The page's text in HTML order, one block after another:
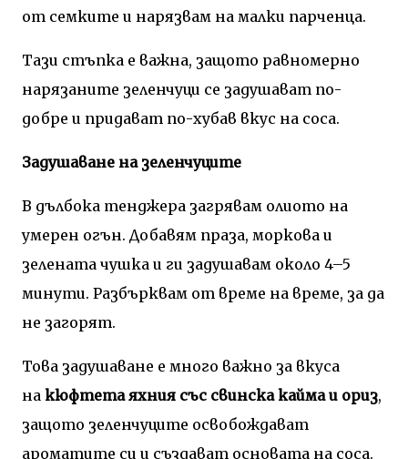
от семките и нарязвам на малки парченца.
Тази стъпка е важна, защото равномерно
нарязаните зеленчуци се задушават по-
добре и придават по-хубав вкус на соса.
Задушаване на зеленчуците
В дълбока тенджера загрявам олиото на
умерен огън. Добавям праза, моркова и
зелената чушка и ги задушавам около 4–5
минути. Разбърквам от време на време, за да
не загорят.
Това задушаване е много важно за вкуса
на кюфтета яхния със свинска кайма и ориз,
защото зеленчуците освобождават
ароматите си и създават основата на соса.